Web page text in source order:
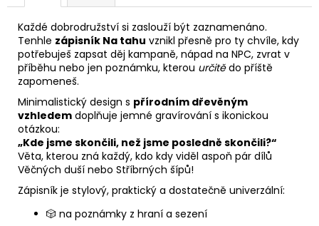
Každé dobrodružství si zaslouží být zaznamenáno.
Tenhle zápisník Na tahu vznikl přesně pro ty chvíle, kdy
potřebuješ zapsat děj kampaně, nápad na NPC, zvrat v
příběhu nebo jen poznámku, kterou určitědo příště
zapomeneš.
Minimalistický design s přírodním dřevěným
vzhledem doplňuje jemné gravírování s ikonickou
otázkou:
„Kde jsme skončili, než jsme posledně skončili?“
Věta, kterou zná každý, kdo kdy viděl aspoň pár dílů
Věčných duší nebo Stříbrných šípů!
Zápisník je stylový, praktický a dostatečně univerzální:
🎲 na poznámky z hraní a sezení